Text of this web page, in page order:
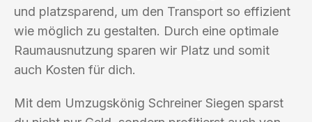
und platzsparend, um den Transport so effizient
wie möglich zu gestalten. Durch eine optimale
Raumausnutzung sparen wir Platz und somit
auch Kosten für dich.
Mit dem Umzugskönig Schreiner Siegen sparst